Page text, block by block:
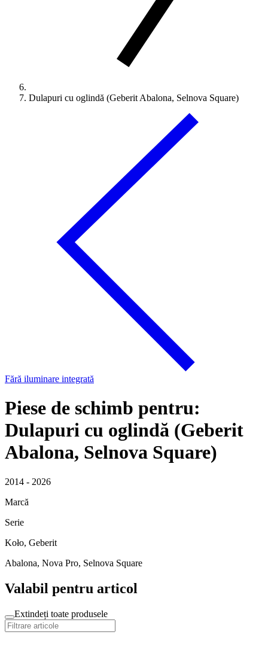
Dulapuri cu oglindă (Geberit Abalona, Selnova Square)
Fără iluminare integrată
Piese de schimb pentru:
Dulapuri cu oglindă (Geberit
Abalona, Selnova Square)
2014 - 2026
Marcă
Serie
Koło, Geberit
Abalona, Nova Pro, Selnova Square
Valabil pentru articol
Extindeți toate produsele